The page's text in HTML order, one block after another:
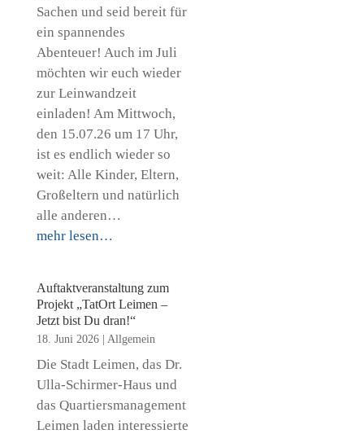
Sachen und seid bereit für
ein spannendes
Abenteuer! Auch im Juli
möchten wir euch wieder
zur Leinwandzeit
einladen! Am Mittwoch,
den 15.07.26 um 17 Uhr,
ist es endlich wieder so
weit: Alle Kinder, Eltern,
Großeltern und natürlich
alle anderen…
mehr lesen…
Auftaktveranstaltung zum
Projekt „TatOrt Leimen –
Jetzt bist Du dran!“
18. Juni 2026| Allgemein
Die Stadt Leimen, das Dr.
Ulla-Schirmer-Haus und
das Quartiersmanagement
Leimen laden interessierte